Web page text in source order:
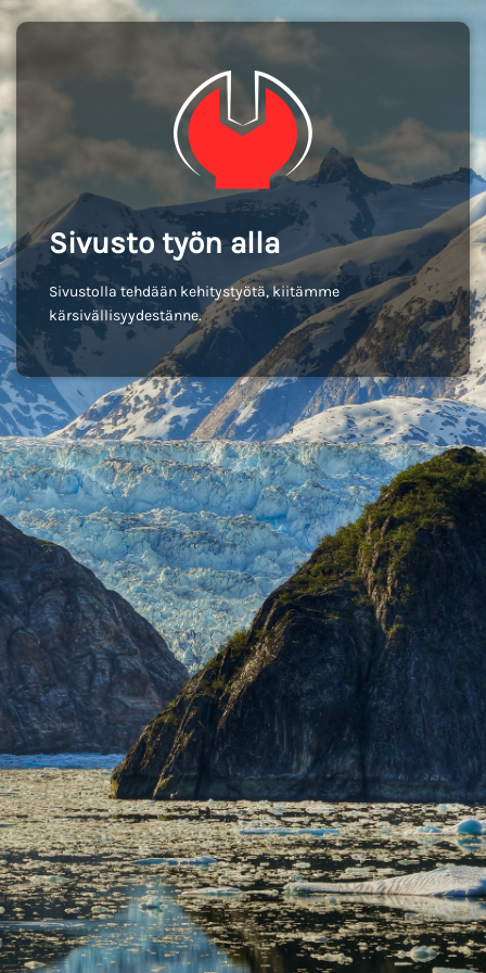
Sivusto työn alla
Sivustolla tehdään kehitystyötä, kiitämme
kärsivällisyydestänne.